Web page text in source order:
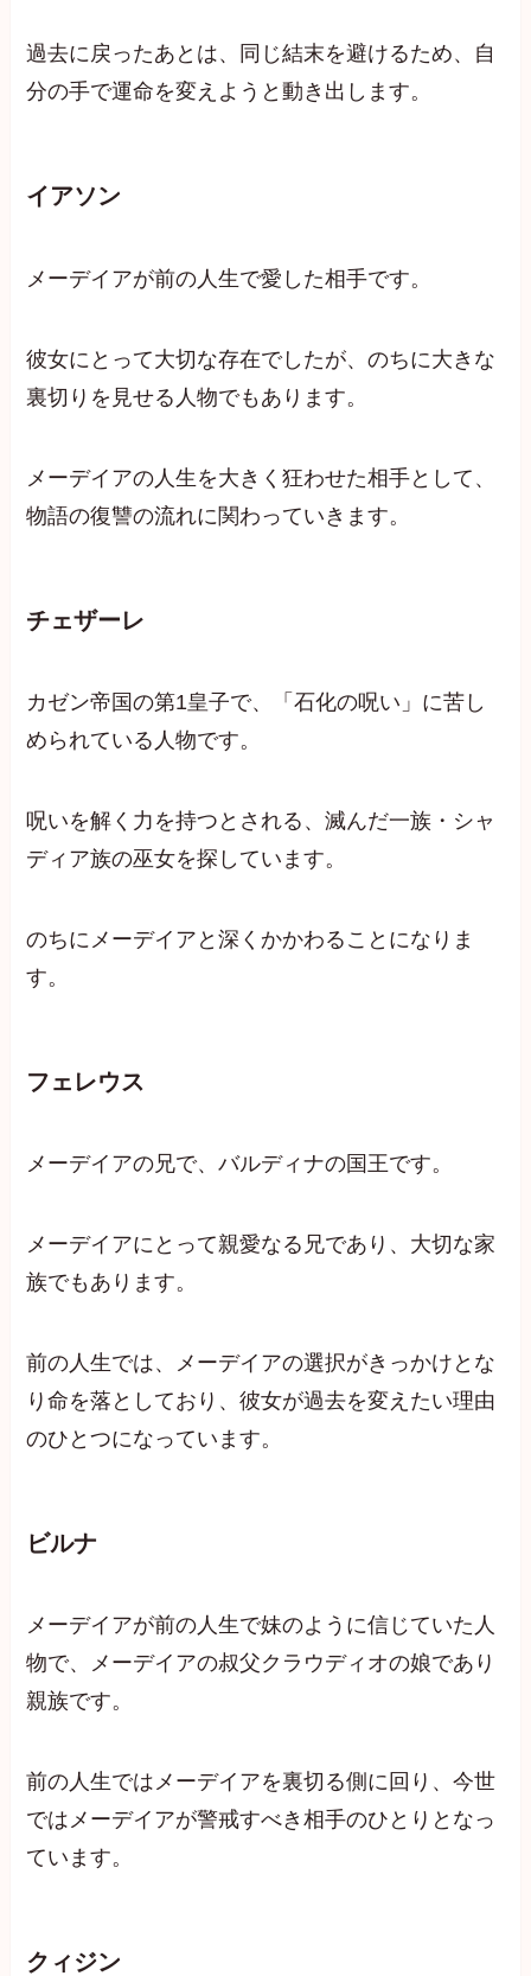
過去に戻ったあとは、同じ結末を避けるため、自
分の手で運命を変えようと動き出します。
イアソン
メーデイアが前の人生で愛した相手です。
彼女にとって大切な存在でしたが、のちに大きな
裏切りを見せる人物でもあります。
メーデイアの人生を大きく狂わせた相手として、
物語の復讐の流れに関わっていきます。
チェザーレ
カゼン帝国の第1皇子で、「石化の呪い」に苦し
められている人物です。
呪いを解く力を持つとされる、滅んだ一族・シャ
ディア族の巫女を探しています。
のちにメーデイアと深くかかわることになりま
す。
フェレウス
メーデイアの兄で、バルディナの国王です。
メーデイアにとって親愛なる兄であり、大切な家
族でもあります。
前の人生では、メーデイアの選択がきっかけとな
り命を落としており、彼女が過去を変えたい理由
のひとつになっています。
ビルナ
メーデイアが前の人生で妹のように信じていた人
物で、メーデイアの叔父クラウディオの娘であり
親族です。
前の人生ではメーデイアを裏切る側に回り、今世
ではメーデイアが警戒すべき相手のひとりとなっ
ています。
クィジン